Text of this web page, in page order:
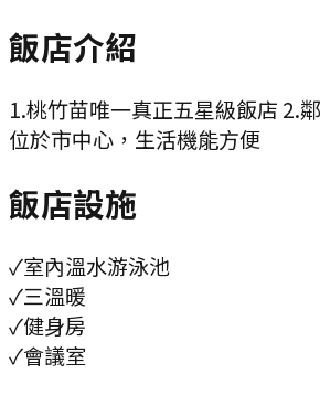
飯店介紹
1.桃竹苗唯一真正五星級飯店 2.
位於市中心，生活機能方便
飯店設施
✓室內溫水游泳池
✓三溫暖
✓健身房
✓會議室